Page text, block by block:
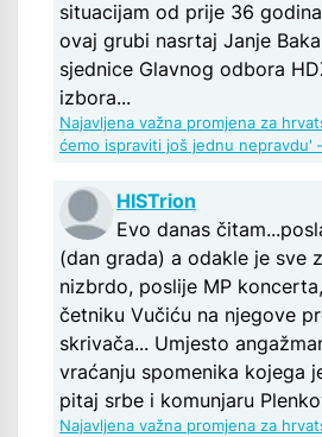
situacijam od prije 36
ovaj grubi nasrtaj Janje
sjednice Glavnog odbora
izbora...
Najavljena važna promjena za
ćemo ispraviti još jednu nepravdu'
HISTrion
Evo danas
(dan grada) a odakle je sve
nizbrdo, poslije MP
četniku Vučiću na njegove
skrivača... Umjesto
vraćanju spomenika kojega
pitaj srbe i komunjaru
Najavljena važna promjena za